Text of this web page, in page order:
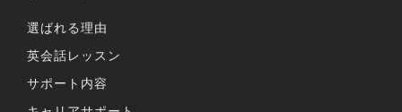
選ばれる理由
英会話レッスン
サポート内容